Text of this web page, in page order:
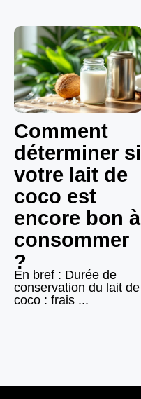
Comment
déterminer si
votre lait de
coco est
encore bon à
consommer
?
En bref : Durée de
conservation du lait de
coco : frais ...